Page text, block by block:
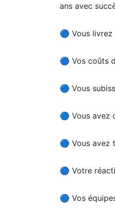
ans avec
🔵 Vous livrez
🔵 Vos coûts
🔵 Vous
🔵 Vous avez
🔵 Vous avez
🔵 Votre
🔵 Vos